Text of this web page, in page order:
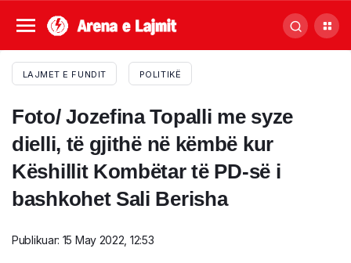
LAJMET E FUNDIT POLITIKË
Foto/ Jozefina Topalli me syze
dielli, të gjithë në këmbë kur
Këshillit Kombëtar të PD-së i
bashkohet Sali Berisha
Publikuar: 15 May 2022, 12:53